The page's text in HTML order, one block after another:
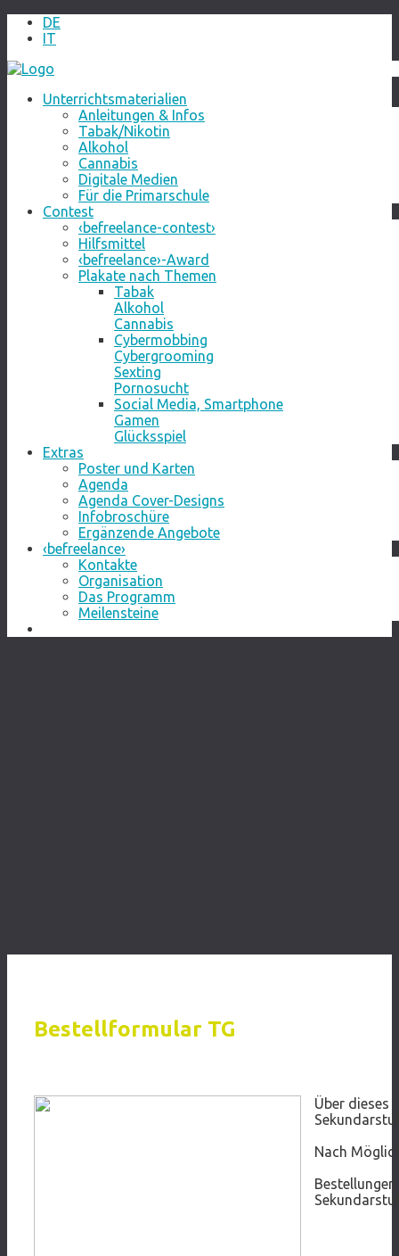
DE
IT
Unterrichtsmaterialien
Anleitungen & Infos
Tabak/Nikotin
Alkohol
Cannabis
Digitale Medien
Für die Primarschule
Contest
‹befreelance-contest›
Hilfsmittel
‹befreelance›-Award
Plakate nach Themen
Tabak
Alkohol
Cannabis
Cybermobbing
Cybergrooming
Sexting
Pornosucht
Social Media, Smartphone
Gamen
Glücksspiel
Extras
Poster und Karten
Agenda
Agenda Cover-Designs
Infobroschüre
Ergänzende Angebote
‹befreelance›
Kontakte
Organisation
Das Programm
Meilensteine
Bestellformular TG
Über dieses
Nach